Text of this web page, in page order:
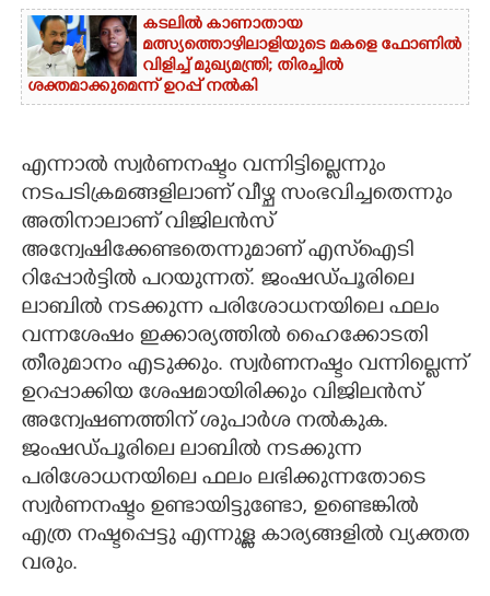
കടലിൽ കാണാതായ
മത്സ്യത്തൊഴിലാളിയുടെ മകളെ ഫോണിൽ
വിളിച്ച് മുഖ്യമന്ത്രി; തിരച്ചിൽ
ശക്തമാക്കുമെന്ന് ഉറപ്പ് നൽകി
എന്നാൽ സ്വർണനഷ്ടം വന്നിട്ടില്ലെന്നും
നടപടിക്രമങ്ങളിലാണ് വീഴ്ച സംഭവിച്ചതെന്നും
അതിനാലാണ് വിജിലൻസ്
അന്വേഷിക്കേണ്ടതെന്നുമാണ് എസ്‌ഐടി
റിപ്പോർട്ടിൽ പറയുന്നത്. ജംഷഡ്പൂരിലെ
ലാബിൽ നടക്കുന്ന പരിശോധനയിലെ ഫലം
വന്നശേഷം ഇക്കാര്യത്തിൽ ഹൈക്കോടതി
തീരുമാനം എടുക്കും. സ്വർണനഷ്ടം വന്നില്ലെന്ന്
ഉറപ്പാക്കിയ ശേഷമായിരിക്കും വിജിലൻസ്
അന്വേഷണത്തിന് ശുപാർശ നൽകുക.
ജംഷഡ്പൂരിലെ ലാബിൽ നടക്കുന്ന
പരിശോധനയിലെ ഫലം ലഭിക്കുന്നതോടെ
സ്വർണനഷ്ടം ഉണ്ടായിട്ടുണ്ടോ, ഉണ്ടെങ്കിൽ
എത്ര നഷ്ടപ്പെട്ടു എന്നുള്ള കാര്യങ്ങളിൽ വ്യക്തത
വരും.